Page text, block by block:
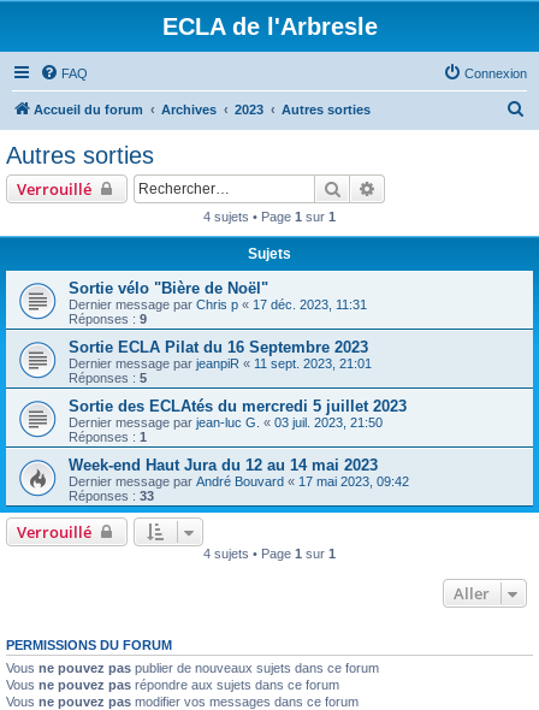
ECLA de l'Arbresle
FAQ Connexion
Accueil du forum Archives 2023 Autres sorties
Autres sorties
Verrouillé Rechercher
4 sujets • Page 1 sur 1
Sujets
Sortie vélo "Bière de Noël"
Dernier message par Chris p « 17 déc. 2023, 11:31
Réponses : 9
Sortie ECLA Pilat du 16 Septembre 2023
Dernier message par jeanpiR « 11 sept. 2023, 21:01
Réponses : 5
Sortie des ECLAtés du mercredi 5 juillet 2023
Dernier message par jean-luc G. « 03 juil. 2023, 21:50
Réponses : 1
Week-end Haut Jura du 12 au 14 mai 2023
Dernier message par André Bouvard « 17 mai 2023, 09:42
Réponses : 33
Verrouillé
4 sujets • Page 1 sur 1
Aller
PERMISSIONS DU FORUM
Vous ne pouvez pas publier de nouveaux sujets dans ce forum
Vous ne pouvez pas répondre aux sujets dans ce forum
Vous ne pouvez pas modifier vos messages dans ce forum